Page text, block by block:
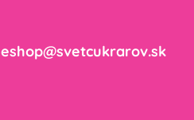
eshop@svetcukrarov.sk